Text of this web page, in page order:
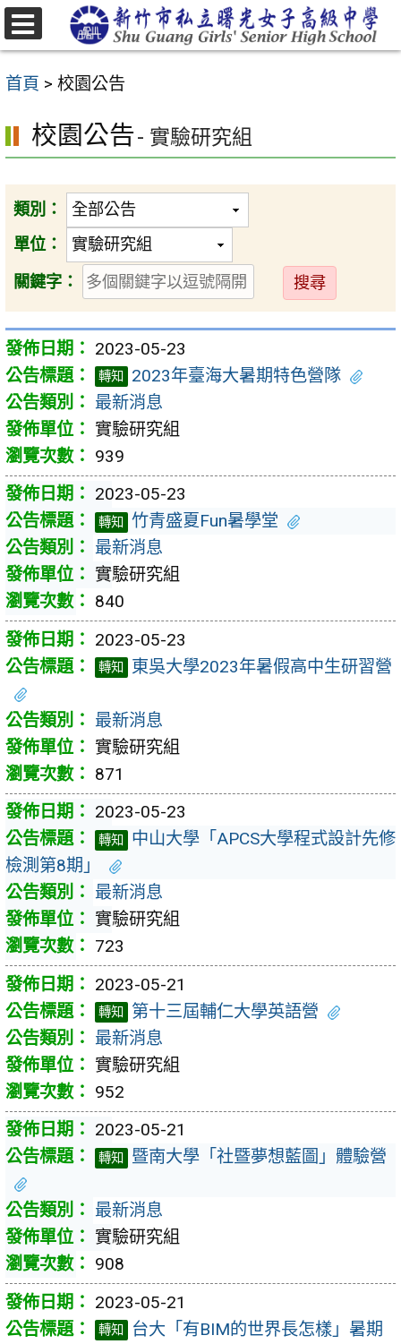
跳
至
要
容
首頁 > 校園公告
校園公告- 實驗研究組
類別：
單位：
關鍵字：
送
出
2023-05-23
轉知
2023年臺海大暑期特色營隊
最新消息
實驗研究組
939
2023-05-23
轉知
竹青盛夏Fun暑學堂
最新消息
實驗研究組
840
2023-05-23
轉知 東吳大學2023年暑假高中生研習營
最新消息
實驗研究組
871
2023-05-23
轉知
中山大學「APCS大學程式設計先修
檢測第8期」
最新消息
實驗研究組
723
2023-05-21
轉知
第十三屆輔仁大學英語營
最新消息
實驗研究組
952
2023-05-21
轉知 暨南大學「社暨夢想藍圖」體驗營
最新消息
實驗研究組
908
2023-05-21
轉知
台大「有BIM的世界長怎樣」暑期
選
單